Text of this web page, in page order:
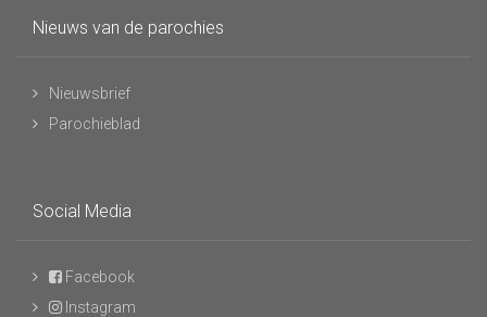
Nieuws van de parochies
Nieuwsbrief
Parochieblad
Social Media
Facebook
Instagram